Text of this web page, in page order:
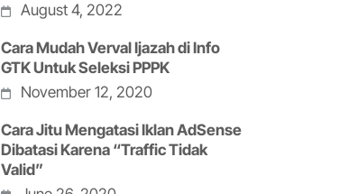
August 4, 2022
Cara Mudah Verval Ijazah di Info
GTK Untuk Seleksi PPPK
November 12, 2020
Cara Jitu Mengatasi Iklan AdSense
Dibatasi Karena “Traffic Tidak
Valid”